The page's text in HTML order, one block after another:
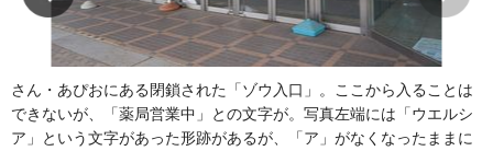
さん・あぴおにある閉鎖された「ゾウ入口」。ここから入ることは
できないが、「薬局営業中」との文字が。写真左端には「ウエルシ
ア」という文字があった形跡があるが、「ア」がなくなったままに